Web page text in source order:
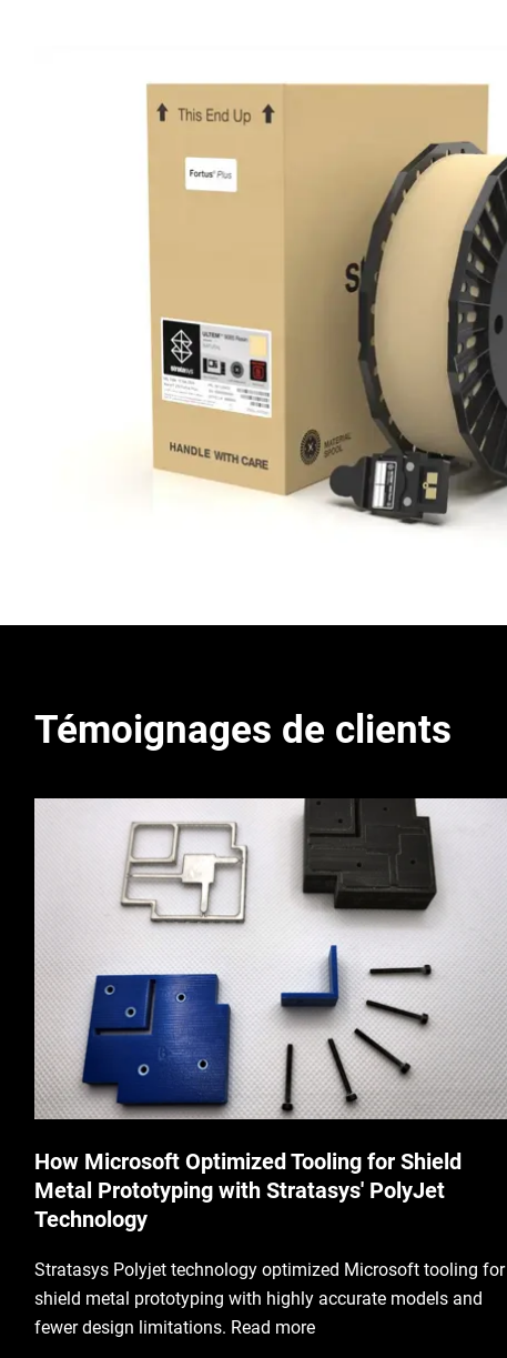
Témoignages de clients
How Microsoft Optimized Tooling for Shield
Metal Prototyping with Stratasys' PolyJet
Technology
Stratasys Polyjet technology optimized Microsoft tooling for
shield metal prototyping with highly accurate models and
fewer design limitations. Read more